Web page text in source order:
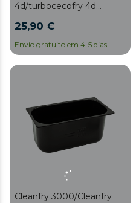
4d/turbocecofry 4d
lanches - Turbocecofry
4D/Turbocecofry 4D
Healthy
25,90 €
Envio gratuito em 4-5 dias
Cleanfry 3000/Cleanfry